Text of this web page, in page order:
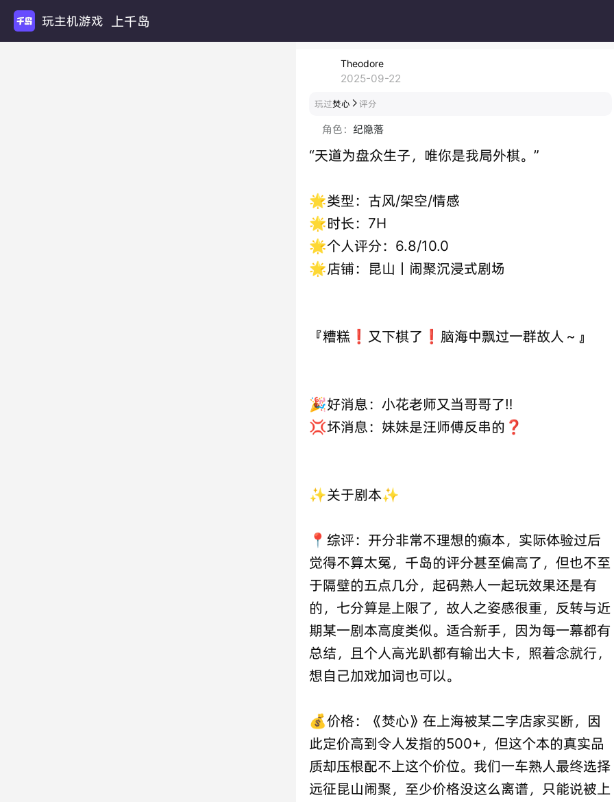
玩主机游戏 上千岛
Theodore
2025-09-22
玩过焚心 评分
角色：纪隐落
“天道为盘众生子，唯你是我局外棋。”
🌟类型：古风/架空/情感
🌟时长：7H
🌟个人评分：6.8/10.0
🌟店铺：昆山丨闹聚沉浸式剧场
『糟糕❗️又下棋了❗️脑海中飘过一群故人～』
🎉好消息：小花老师又当哥哥了‼️
💢坏消息：妹妹是汪师傅反串的❓
✨关于剧本✨
📍综评：开分非常不理想的癫本，实际体验过后
觉得不算太冤，千岛的评分甚至偏高了，但也不至
于隔壁的五点几分，起码熟人一起玩效果还是有
的，七分算是上限了，故人之姿感很重，反转与近
期某一剧本高度类似。适合新手，因为每一幕都有
总结，且个人高光趴都有输出大卡，照着念就行，
想自己加戏加词也可以。
💰价格：《焚心》在上海被某二字店家买断，因
此定价高到令人发指的500+，但这个本的真实品
质却压根配不上这个价位。我们一车熟人最终选择
远征昆山闹聚，至少价格没这么离谱，只能说被上